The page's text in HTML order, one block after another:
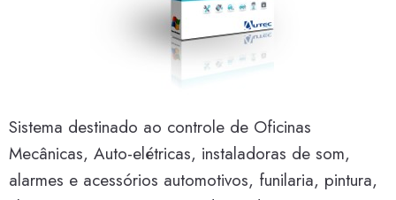
Sistema destinado ao controle de Oficinas
Mecânicas, Auto-elétricas, instaladoras de som,
alarmes e acessórios automotivos, funilaria, pintura,